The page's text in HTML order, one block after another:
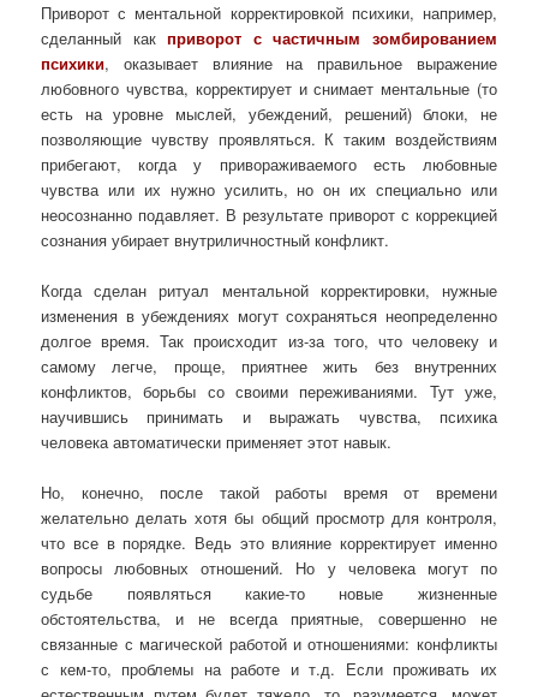
Приворот с ментальной корректировкой психики, например,
сделанный какприворот с частичным зомбированием
психики, оказывает влияние на правильное выражение
любовного чувства, корректирует и снимает ментальные (то
есть на уровне мыслей, убеждений, решений) блоки, не
позволяющие чувству проявляться. К таким воздействиям
прибегают, когда у привораживаемого есть любовные
чувства или их нужно усилить, но он их специально или
неосознанно подавляет. В результате приворот с коррекцией
сознания убирает внутриличностный конфликт.
Когда сделан ритуал ментальной корректировки, нужные
изменения в убеждениях могут сохраняться неопределенно
долгое время. Так происходит из-за того, что человеку и
самому легче, проще, приятнее жить без внутренних
конфликтов, борьбы со своими переживаниями. Тут уже,
научившись принимать и выражать чувства, психика
человека автоматически применяет этот навык.
Но, конечно, после такой работы время от времени
желательно делать хотя бы общий просмотр для контроля,
что все в порядке. Ведь это влияние корректирует именно
вопросы любовных отношений. Но у человека могут по
судьбе появляться какие-то новые жизненные
обстоятельства, и не всегда приятные, совершенно не
связанные с магической работой и отношениями: конфликты
с кем-то, проблемы на работе и т.д. Если проживать их